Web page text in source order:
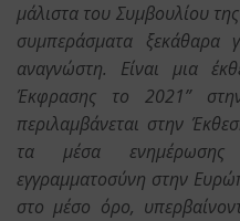
μάλιστα του Συμβουλίου
συμπεράσματα ξεκάθαρα
αναγνώστη. Είναι μια
Έκφρασης το 2021”
περιλαμβάνεται στην
τα μέσα
εγγραμματοσύνη στην
στο μέσο όρο,